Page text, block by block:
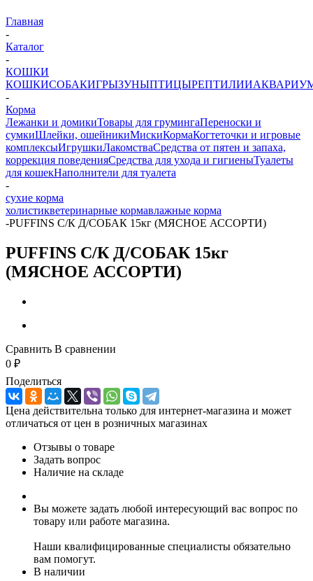
Главная
-
Каталог
-
КОШКИ
КОШКИСОБАКИГРЫЗУНЫПТИЦЫРЕПТИЛИИ
-
Корма
Лежанки и домикиТовары для грумингаПереноски и
сумкиШлейки, ошейникиМискиКормаКогтеточки и игровые
комплексыИгрушкиЛакомстваСредства от пятен и запаха,
коррекция поведенияСредства для ухода и гигиеныТуалеты
для кошекНаполнители для туалета
-
сухие корма
холистикветеринарные кормавлажные корма
-PUFFINS С/К Д/СОБАК 15кг (МЯСНОЕ АССОРТИ)
PUFFINS С/К Д/СОБАК 15кг
(МЯСНОЕ АССОРТИ)
Сравнить В сравнении
0 ₽
Поделиться
Цена действительна только для интернет-магазина и может
отличаться от цен в розничных магазинах
Отзывы о товаре
Задать вопрос
Наличие на складе
Вы можете задать любой интересующий вас вопрос по
товару или работе магазина.
Наши квалифицированные специалисты обязательно
вам помогут.
В наличии